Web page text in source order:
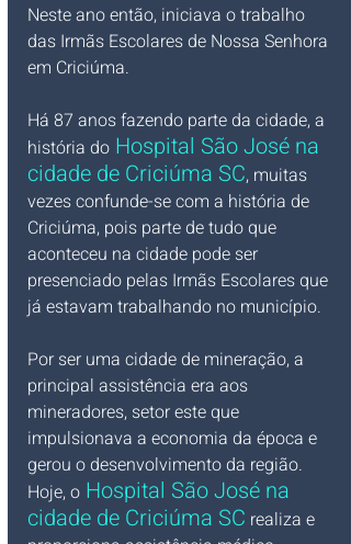
Neste ano então, iniciava o trabalho
das Irmãs Escolares de Nossa Senhora
em Criciúma.
Há 87 anos fazendo parte da cidade, a
história do Hospital São José na
cidade de Criciúma SC, muitas
vezes confunde-se com a história de
Criciúma, pois parte de tudo que
aconteceu na cidade pode ser
presenciado pelas Irmãs Escolares que
já estavam trabalhando no município.
Por ser uma cidade de mineração, a
principal assistência era aos
mineradores, setor este que
impulsionava a economia da época e
gerou o desenvolvimento da região.
Hoje, o Hospital São José na
cidade de Criciúma SC realiza e